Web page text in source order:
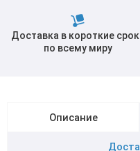
Доставка в короткие
по всему миру
Описание